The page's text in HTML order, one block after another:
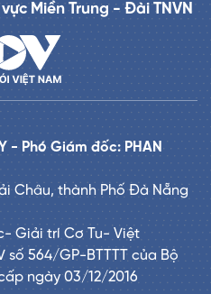
Miền Trung - Đài TNVN
- Phó Giám đốc: PHAN
Châu, thành Phố Đà Nẵng
Giải trí Cơ Tu- Việt
564/GP-BTTTT của Bộ
ngày 03/12/2016